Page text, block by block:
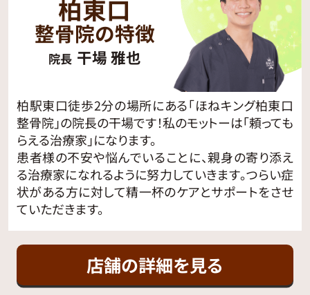
柏東口
整骨院の特徴
院長 干場 雅也
柏駅東口徒歩2分の場所にある「ほねキング柏東口
整骨院」の院長の干場です！私のモットーは「頼っても
らえる治療家」になります。
患者様の不安や悩んでいることに、親身の寄り添え
る治療家になれるように努力していきます。つらい症
状がある方に対して精一杯のケアとサポートをさせ
ていただきます。
店舗の詳細を見る